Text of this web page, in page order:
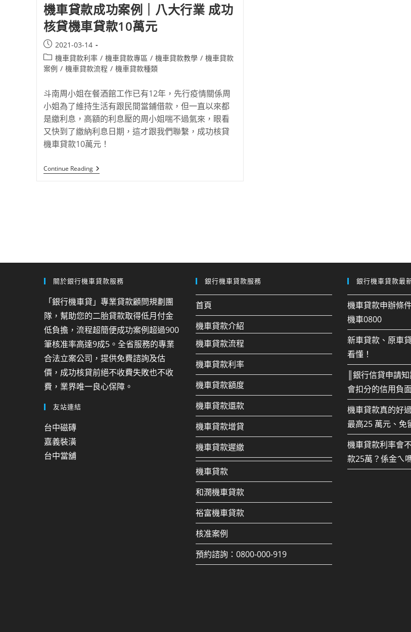
機車貸款成功案例｜八大行業 成功
核貸機車貸款10萬元
2021-03-14
機車貸款利率 / 機車貸款專區 / 機車貸款教學 / 機車貸款
案例 / 機車貸款流程 / 機車貸款種類
斗南周小姐在餐酒館工作已有12年，先行疫情關係周
小姐為了維持生活有跟民間當鋪借款，但一直以來都
是繳利息，高額的利息壓的周小姐喘不過氣來，眼看
又快到了繳納利息日期，這才跟我們聯繫，成功核貸
機車貸款10萬元！
Continue Reading
關於銀行機車貸款服務
「銀行機車貸」專業貸款顧問規劃團
隊，幫助您的二胎貸款取得低月付金
低負擔，流程超簡便成功案例超過900
筆核准率高達9成5。全省服務的專業
合法立案公司，提供免費諮詢及估
價，成功核貸前絕不收費失敗也不收
費，業界唯一良心保障。
友站連結
台中磁磚
嘉義裝潢
台中當舖
銀行機車貸款服務
首頁
機車貸款介紹
機車貸款流程
機車貸款利率
機車貸款額度
機車貸款還款
機車貸款增貸
機車貸款遲繳
機車貸款
和潤機車貸款
裕富機車貸款
核准案例
預約諮詢：0800-000-919
銀行機車貸款最
機車貸款申辦條
機車0800
新車貸款、原車
看懂！
║銀行信貸申請
會扣分的信用負
機車貸款真的好
最高25 萬元、免
機車貸款利率會
款25萬？係金ㄟ